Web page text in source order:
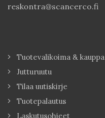
reskontra@scancerco.fi
Tuotevalikoima & kauppa
Jutturuutu
Tilaa uutiskirje
Tuotepalautus
Laskutusohjeet